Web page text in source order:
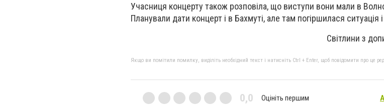
Учасниця концерту також розповіла, що виступи вони мали в
Планували дати концерт і в Бахмуті, але там погіршилася ситуація і
Світлини з
Якщо ви помітили помилку, виділіть необхідний текст і натисніть Ctrl + Enter, щоб повідомити про це
0,0 Оцініть першим